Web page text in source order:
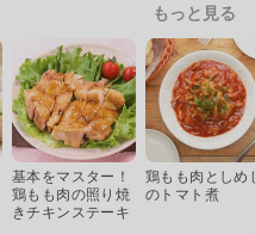
もっと見る
基本をマスター！
鶏もも肉の照り焼
きチキンステーキ
鶏もも肉としめ
のトマト煮